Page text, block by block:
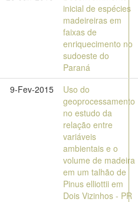
inicial de espécies
madeireiras em
faixas de
enriquecimento no
sudoeste do
Paraná
9-Fev-2015
Uso do
geoprocessamento
no estudo da
relação entre
variáveis
ambientais e o
volume de madeira
em um talhão de
Pinus elliottii em
Dois Vizinhos - PR